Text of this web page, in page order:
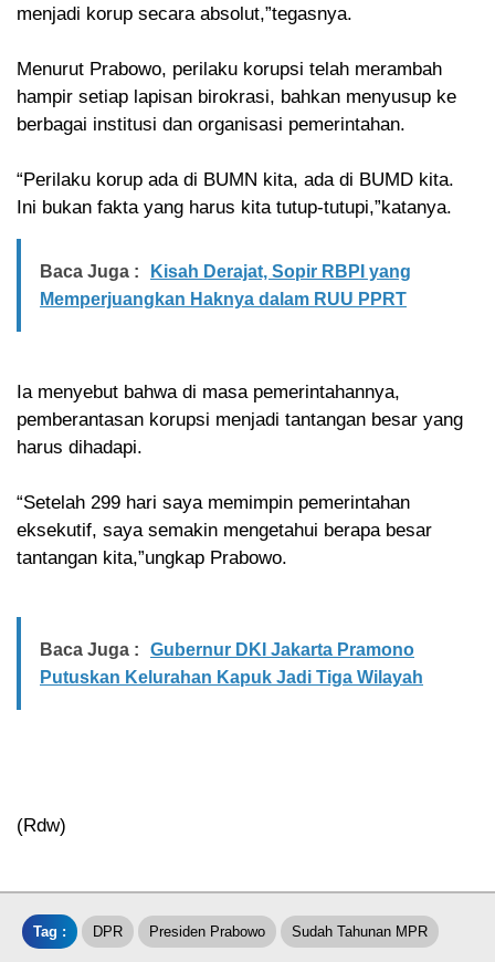
menjadi korup secara absolut,”tegasnya.
Menurut Prabowo, perilaku korupsi telah merambah
hampir setiap lapisan birokrasi, bahkan menyusup ke
berbagai institusi dan organisasi pemerintahan.
“Perilaku korup ada di BUMN kita, ada di BUMD kita.
Ini bukan fakta yang harus kita tutup-tutupi,”katanya.
Baca Juga :
Kisah Derajat, Sopir RBPI yang
Memperjuangkan Haknya dalam RUU PPRT
Ia menyebut bahwa di masa pemerintahannya,
pemberantasan korupsi menjadi tantangan besar yang
harus dihadapi.
“Setelah 299 hari saya memimpin pemerintahan
eksekutif, saya semakin mengetahui berapa besar
tantangan kita,”ungkap Prabowo.
Baca Juga :
Gubernur DKI Jakarta Pramono
Putuskan Kelurahan Kapuk Jadi Tiga Wilayah
(Rdw)
Tag : DPR Presiden Prabowo Sudah Tahunan MPR